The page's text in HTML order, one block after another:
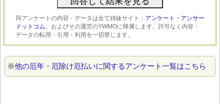
同アンケートの内容・データは全て姉妹サイト： アンケート・アンサー
ドットコム、 およびその運営のYWMOに帰属します。許可なく内容・
データの転用・引用・利用を一切禁じます。
※他の厄年・厄除け厄払いに関するアンケート一覧はこちら